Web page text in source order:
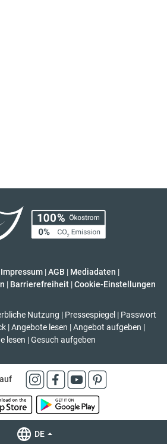
Impressum |AGB | Mediadaten |
| Barrierefreiheit | Cookie-Einstellungen
Nutzung | Pressespiegel | Passwort
| Angebote lesen | Angebot aufgeben |
lesen | Gesuch aufgeben
DE